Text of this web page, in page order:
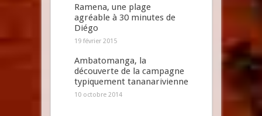
Ramena, une plage
agréable à 30 minutes de
Diégo
19 février 2015
Ambatomanga, la
découverte de la campagne
typiquement tananarivienne
10 octobre 2014